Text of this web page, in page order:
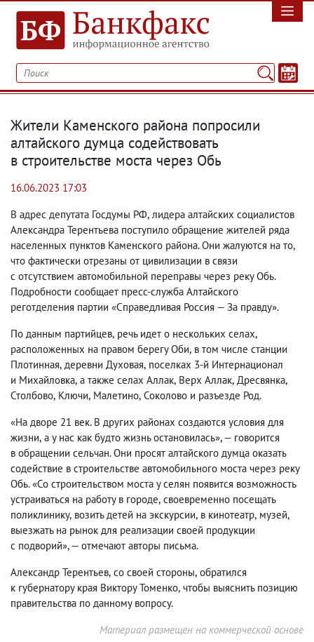
Жители Каменского района попросили
алтайского думца содействовать
в строительстве моста через Обь
16.06.2023 17:03
В адрес депутата Госдумы РФ, лидера алтайских социалистов
Александра Терентьева поступило обращение жителей ряда
населенных пунктов Каменского района. Они жалуются на то,
что фактически отрезаны от цивилизации в связи
с отсутствием автомобильной переправы через реку Обь.
Подробности сообщает пресс-служба Алтайского
реготделения партии «Справедливая Россия — За правду».
По данным партийцев, речь идет о нескольких селах,
расположенных на правом берегу Оби, в том числе станции
Плотинная, деревни Духовая, поселках 3-й Интернационал
и Михайловка, а также селах Аллак, Верх Аллак, Дресвянка,
Столбово, Ключи, Малетино, Соколово и разъезде Род.
«На дворе 21 век. В других районах создаются условия для
жизни, а у нас как будто жизнь остановилась», — говорится
в обращении сельчан. Они просят алтайского думца оказать
содействие в строительстве автомобильного моста через реку
Обь. «Со строительством моста у селян появится возможность
устраиваться на работу в городе, своевременно посещать
поликлинику, возить детей на экскурсии, в кинотеатр, музей,
выезжать на рынок для реализации своей продукции
с подворий», — отмечают авторы письма.
Александр Терентьев, со своей стороны, обратился
к губернатору края Виктору Томенко, чтобы выяснить позицию
правительства по данному вопросу.
Материал размещен на коммерческой основе